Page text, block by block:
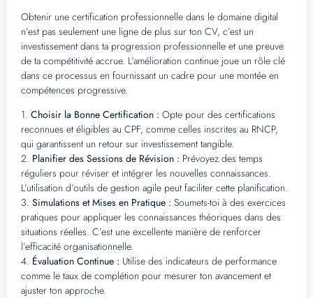
Obtenir une certification professionnelle dans le domaine digital
n’est pas seulement une ligne de plus sur ton CV, c’est un
investissement dans ta progression professionnelle et une preuve
de ta compétitivité accrue. L’amélioration continue joue un rôle clé
dans ce processus en fournissant un cadre pour une montée en
compétences progressive.
1. Choisir la Bonne Certification : Opte pour des certifications
reconnues et éligibles au CPF, comme celles inscrites au RNCP,
qui garantissent un retour sur investissement tangible.
2. Planifier des Sessions de Révision : Prévoyez des temps
réguliers pour réviser et intégrer les nouvelles connaissances.
L’utilisation d’outils de gestion agile peut faciliter cette planification.
3. Simulations et Mises en Pratique : Soumets-toi à des exercices
pratiques pour appliquer les connaissances théoriques dans des
situations réelles. C’est une excellente manière de renforcer
l’efficacité organisationnelle.
4. Évaluation Continue : Utilise des indicateurs de performance
comme le taux de complétion pour mesurer ton avancement et
ajuster ton approche.